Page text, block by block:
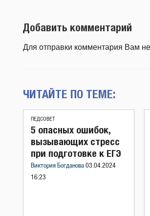
Добавить комментарий
Для отправки комментария Вам
ЧИТАЙТЕ ПО ТЕМЕ:
ПЕДСОВЕТ
5 опасных ошибок,
вызывающих стресс
при подготовке к ЕГЭ
Виктория Богданова 03.04.2024
16:23